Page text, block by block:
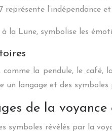
l’indépendance
à la Lune, symbolise les
comme la pendule, le
un langage et des
de la voyance
symboles révélés par la